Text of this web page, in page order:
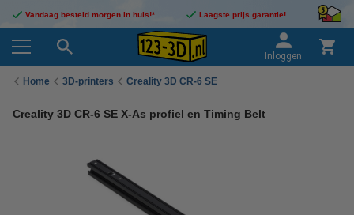
Vandaag besteld morgen in huis!* Laagste prijs garantie!
Inloggen
Home 3D-printers Creality 3D CR-6 SE
Creality 3D CR-6 SE X-As profiel en Timing Belt